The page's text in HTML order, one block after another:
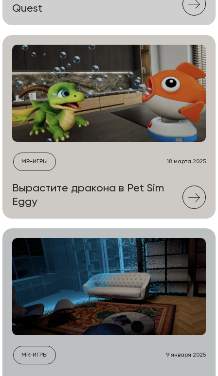
Quest
MR-ИГРЫ 18 марта 2025
Вырастите дракона в Pet Sim
Eggy
MR-ИГРЫ 9 января 2025